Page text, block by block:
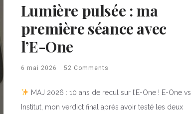
Lumière pulsée : ma
première séance avec
l’E-One
6 mai 2026 52 Comments
MAJ 2026 : 10 ans de recul sur l’E-One ! E-One vs
Institut, mon verdict final après avoir testé les deux